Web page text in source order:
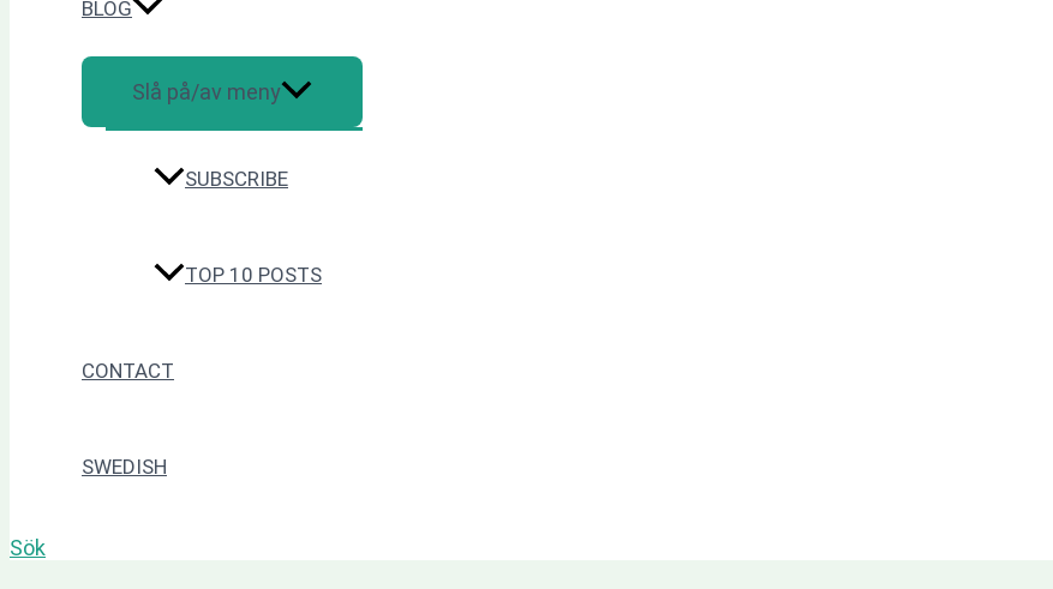
BLOG
Slå på/av meny
SUBSCRIBE
TOP 10 POSTS
CONTACT
SWEDISH
Sök